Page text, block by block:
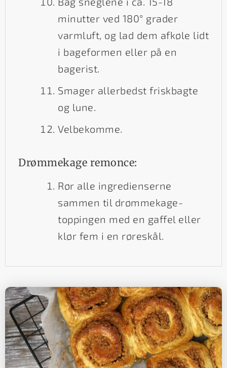
minutter ved 180° grader
varmluft, og lad dem afkøle lidt
i bageformen eller på en
bagerist.
Smager allerbedst friskbagte
og lune.
Velbekomme.
Drømmekage remonce:
Rør alle ingredienserne
sammen til drømmekage-
toppingen med en gaffel eller
klør fem i en røreskål.